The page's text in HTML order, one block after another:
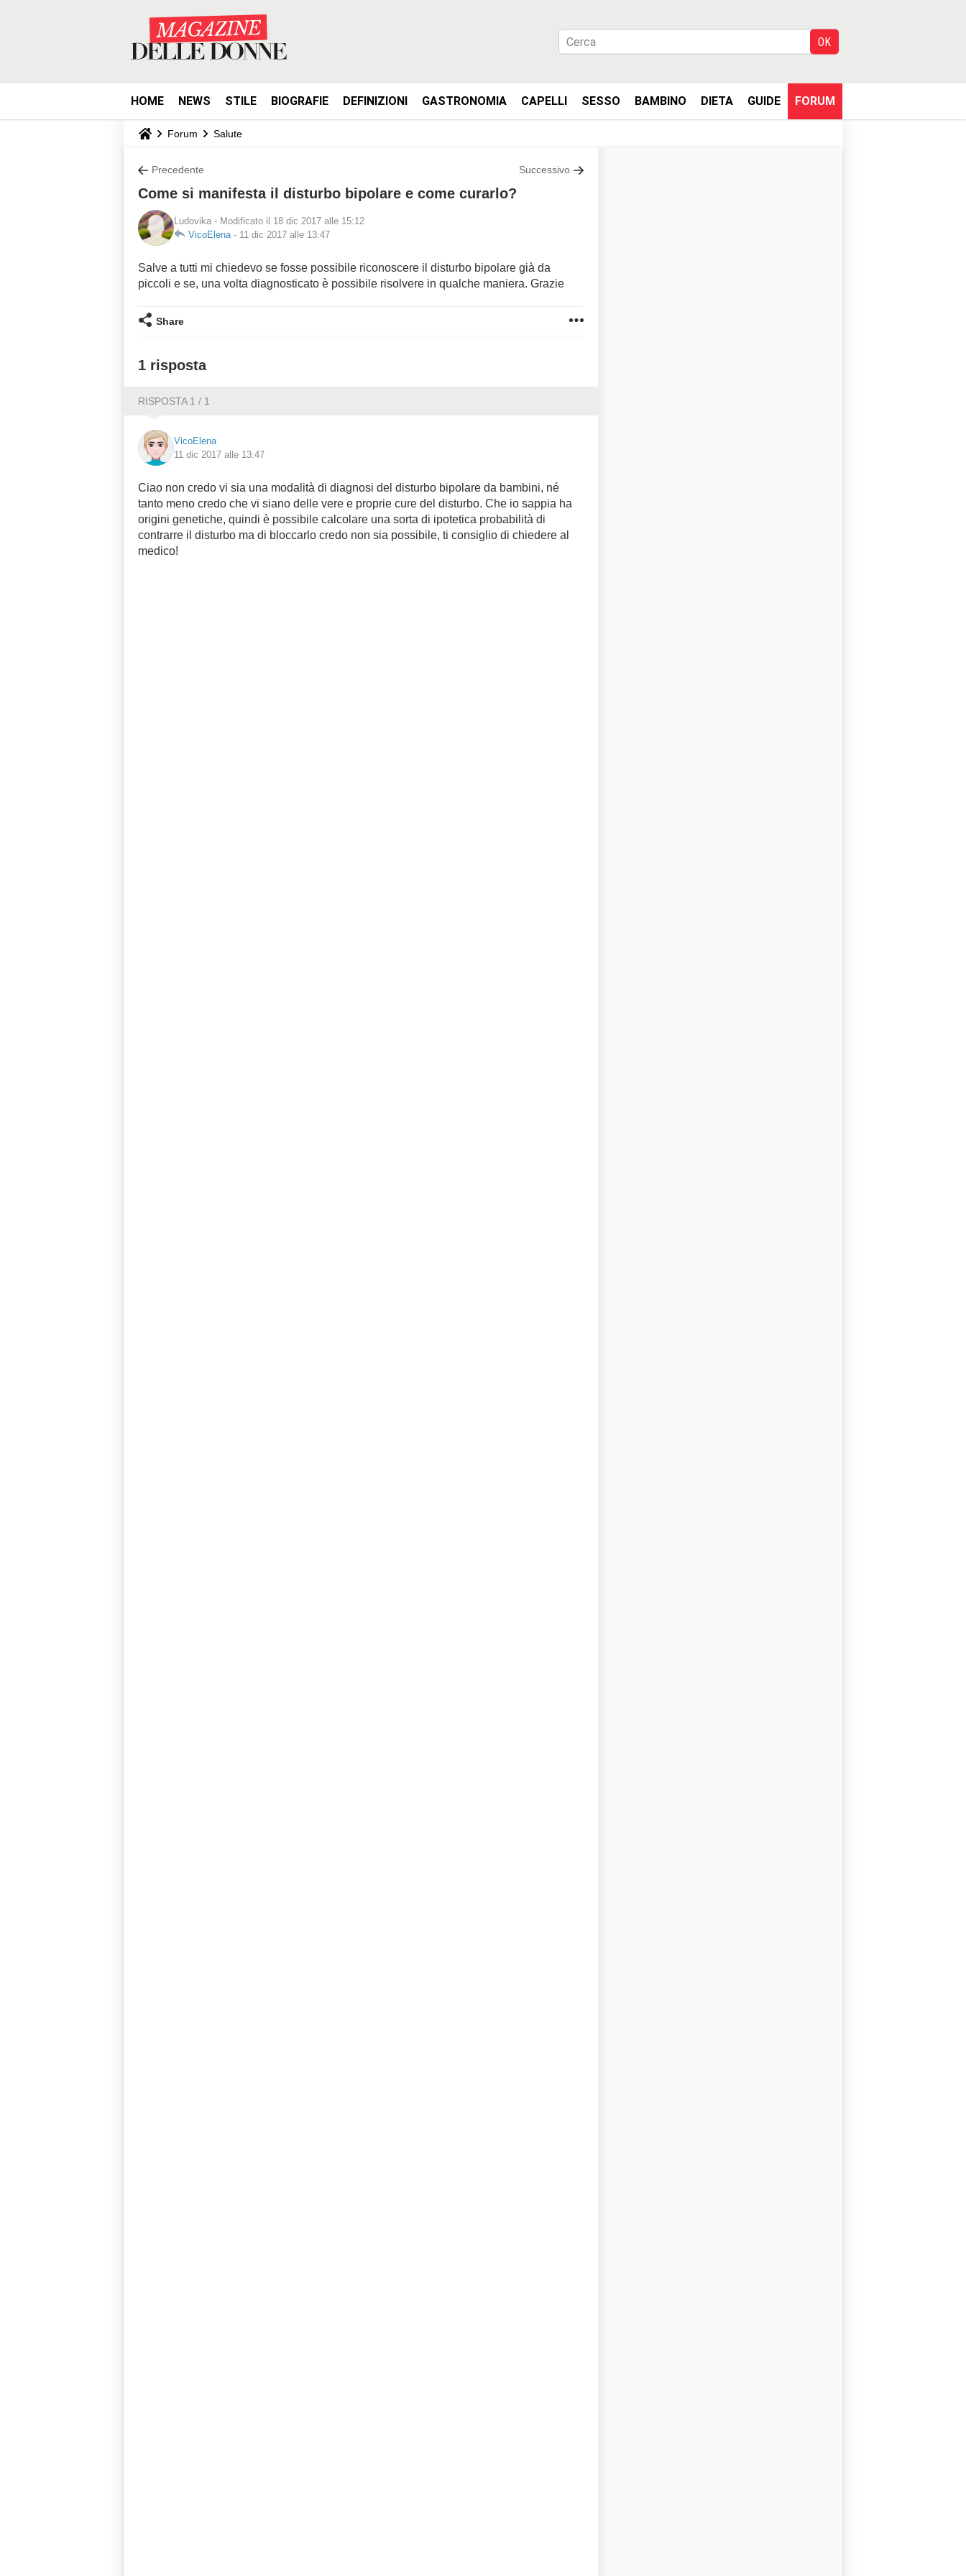
HOME NEWS STILE BIOGRAFIE DEFINIZIONI GASTRONOMIA CAPELLI SESSO BAMBINO DIETA GUIDE FORUM
Forum Salute
Precedente Successivo
Come si manifesta il disturbo bipolare e come curarlo?
Ludovika - Modificato il 18 dic 2017 alle 15:12
VicoElena- 11 dic 2017 alle 13:47
Salve a tutti mi chiedevo se fosse possibile riconoscere il disturbo bipolare già da
piccoli e se, una volta diagnosticato è possibile risolvere in qualche maniera. Grazie
Share
1 risposta
RISPOSTA 1 / 1
VicoElena
11 dic 2017 alle 13:47
Ciao non credo vi sia una modalità di diagnosi del disturbo bipolare da bambini, né
tanto meno credo che vi siano delle vere e proprie cure del disturbo. Che io sappia ha
origini genetiche, quindi è possibile calcolare una sorta di ipotetica probabilità di
contrarre il disturbo ma di bloccarlo credo non sia possibile, ti consiglio di chiedere al
medico!